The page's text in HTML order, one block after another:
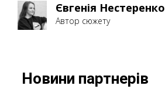
Євгенія Нестеренко
Автор сюжету